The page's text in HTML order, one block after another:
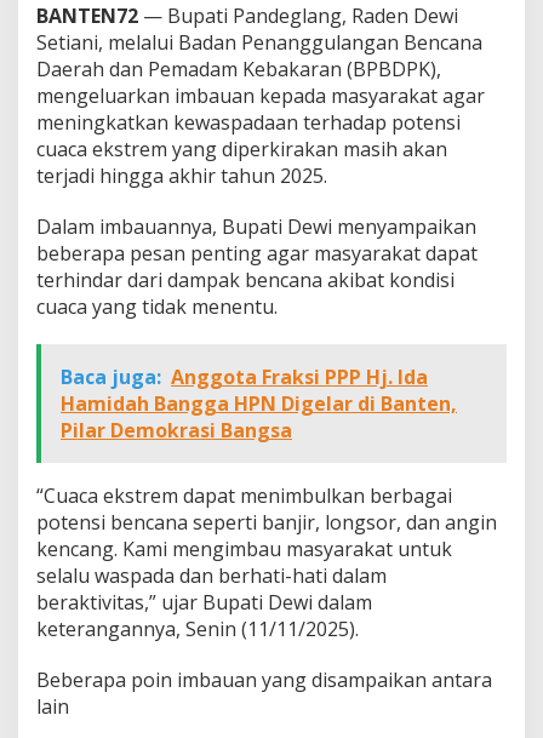
BANTEN72 — Bupati Pandeglang, Raden Dewi
Setiani, melalui Badan Penanggulangan Bencana
Daerah dan Pemadam Kebakaran (BPBDPK),
mengeluarkan imbauan kepada masyarakat agar
meningkatkan kewaspadaan terhadap potensi
cuaca ekstrem yang diperkirakan masih akan
terjadi hingga akhir tahun 2025.
Dalam imbauannya, Bupati Dewi menyampaikan
beberapa pesan penting agar masyarakat dapat
terhindar dari dampak bencana akibat kondisi
cuaca yang tidak menentu.
Baca juga: Anggota Fraksi PPP Hj. Ida
Hamidah Bangga HPN Digelar di Banten,
Pilar Demokrasi Bangsa
“Cuaca ekstrem dapat menimbulkan berbagai
potensi bencana seperti banjir, longsor, dan angin
kencang. Kami mengimbau masyarakat untuk
selalu waspada dan berhati-hati dalam
beraktivitas,” ujar Bupati Dewi dalam
keterangannya, Senin (11/11/2025).
Beberapa poin imbauan yang disampaikan antara
lain